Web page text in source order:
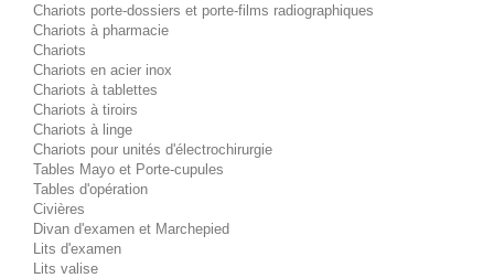
Chariots porte-dossiers et porte-films radiographiques
Chariots à pharmacie
Chariots
Chariots en acier inox
Chariots à tablettes
Chariots à tiroirs
Chariots à linge
Chariots pour unités d'électrochirurgie
Tables Mayo et Porte-cupules
Tables d'opération
Civières
Divan d'examen et Marchepied
Lits d'examen
Lits valise